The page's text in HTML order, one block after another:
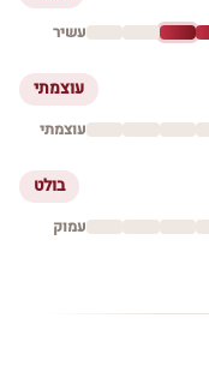
עשיר
עוצמתי
עוצמתי
בולט
עמוק